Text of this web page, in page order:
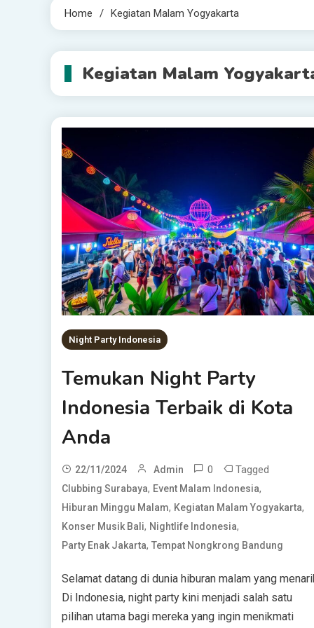
Home Kegiatan Malam Yogyakarta
Kegiatan Malam
Night Party Indonesia
Temukan Night Party
Indonesia Terbaik di Kota
Anda
22/11/2024 Admin 0 Tagged
Clubbing Surabaya, Event Malam Indonesia,
Hiburan Minggu Malam, Kegiatan Malam Yogyakarta,
Konser Musik Bali, Nightlife Indonesia,
Party Enak Jakarta, Tempat Nongkrong Bandung
Selamat datang di dunia hiburan malam yang
Di Indonesia, night party kini menjadi salah satu
pilihan utama bagi mereka yang ingin menikmati